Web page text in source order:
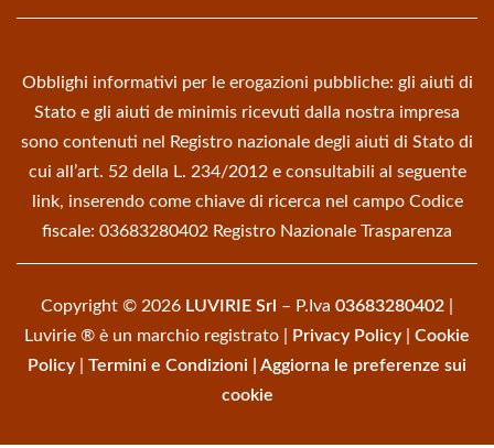
Obblighi informativi per le erogazioni pubbliche: gli aiuti di
Stato e gli aiuti de minimis ricevuti dalla nostra impresa
sono contenuti nel Registro nazionale degli aiuti di Stato di
cui all’art. 52 della L. 234/2012 e consultabili al seguente
link, inserendo come chiave di ricerca nel campo Codice
fiscale: 03683280402 Registro Nazionale Trasparenza
Copyright © 2026 LUVIRIE Srl – P.Iva 03683280402
Luvirie ® è un marchio registrato |
Privacy Policy
Cookie
Policy
Termini e Condizioni
Aggiorna le preferenze sui
cookie